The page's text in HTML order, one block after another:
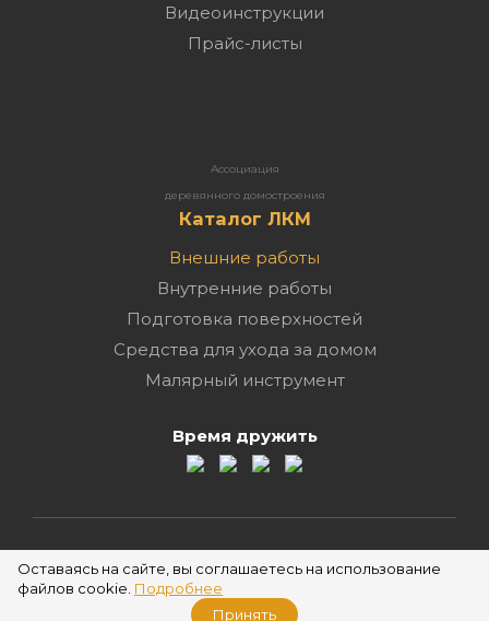
Видеоинструкции
Прайс-листы
Ассоциация
деревянного домостроения
Каталог ЛКМ
Внешние работы
Внутренние работы
Подготовка поверхностей
Средства для ухода за домом
Малярный инструмент
Время дружить
2026 ©
Оставаясь на сайте, вы соглашаетесь на использование
файлов cookie. Подробнее
Принять